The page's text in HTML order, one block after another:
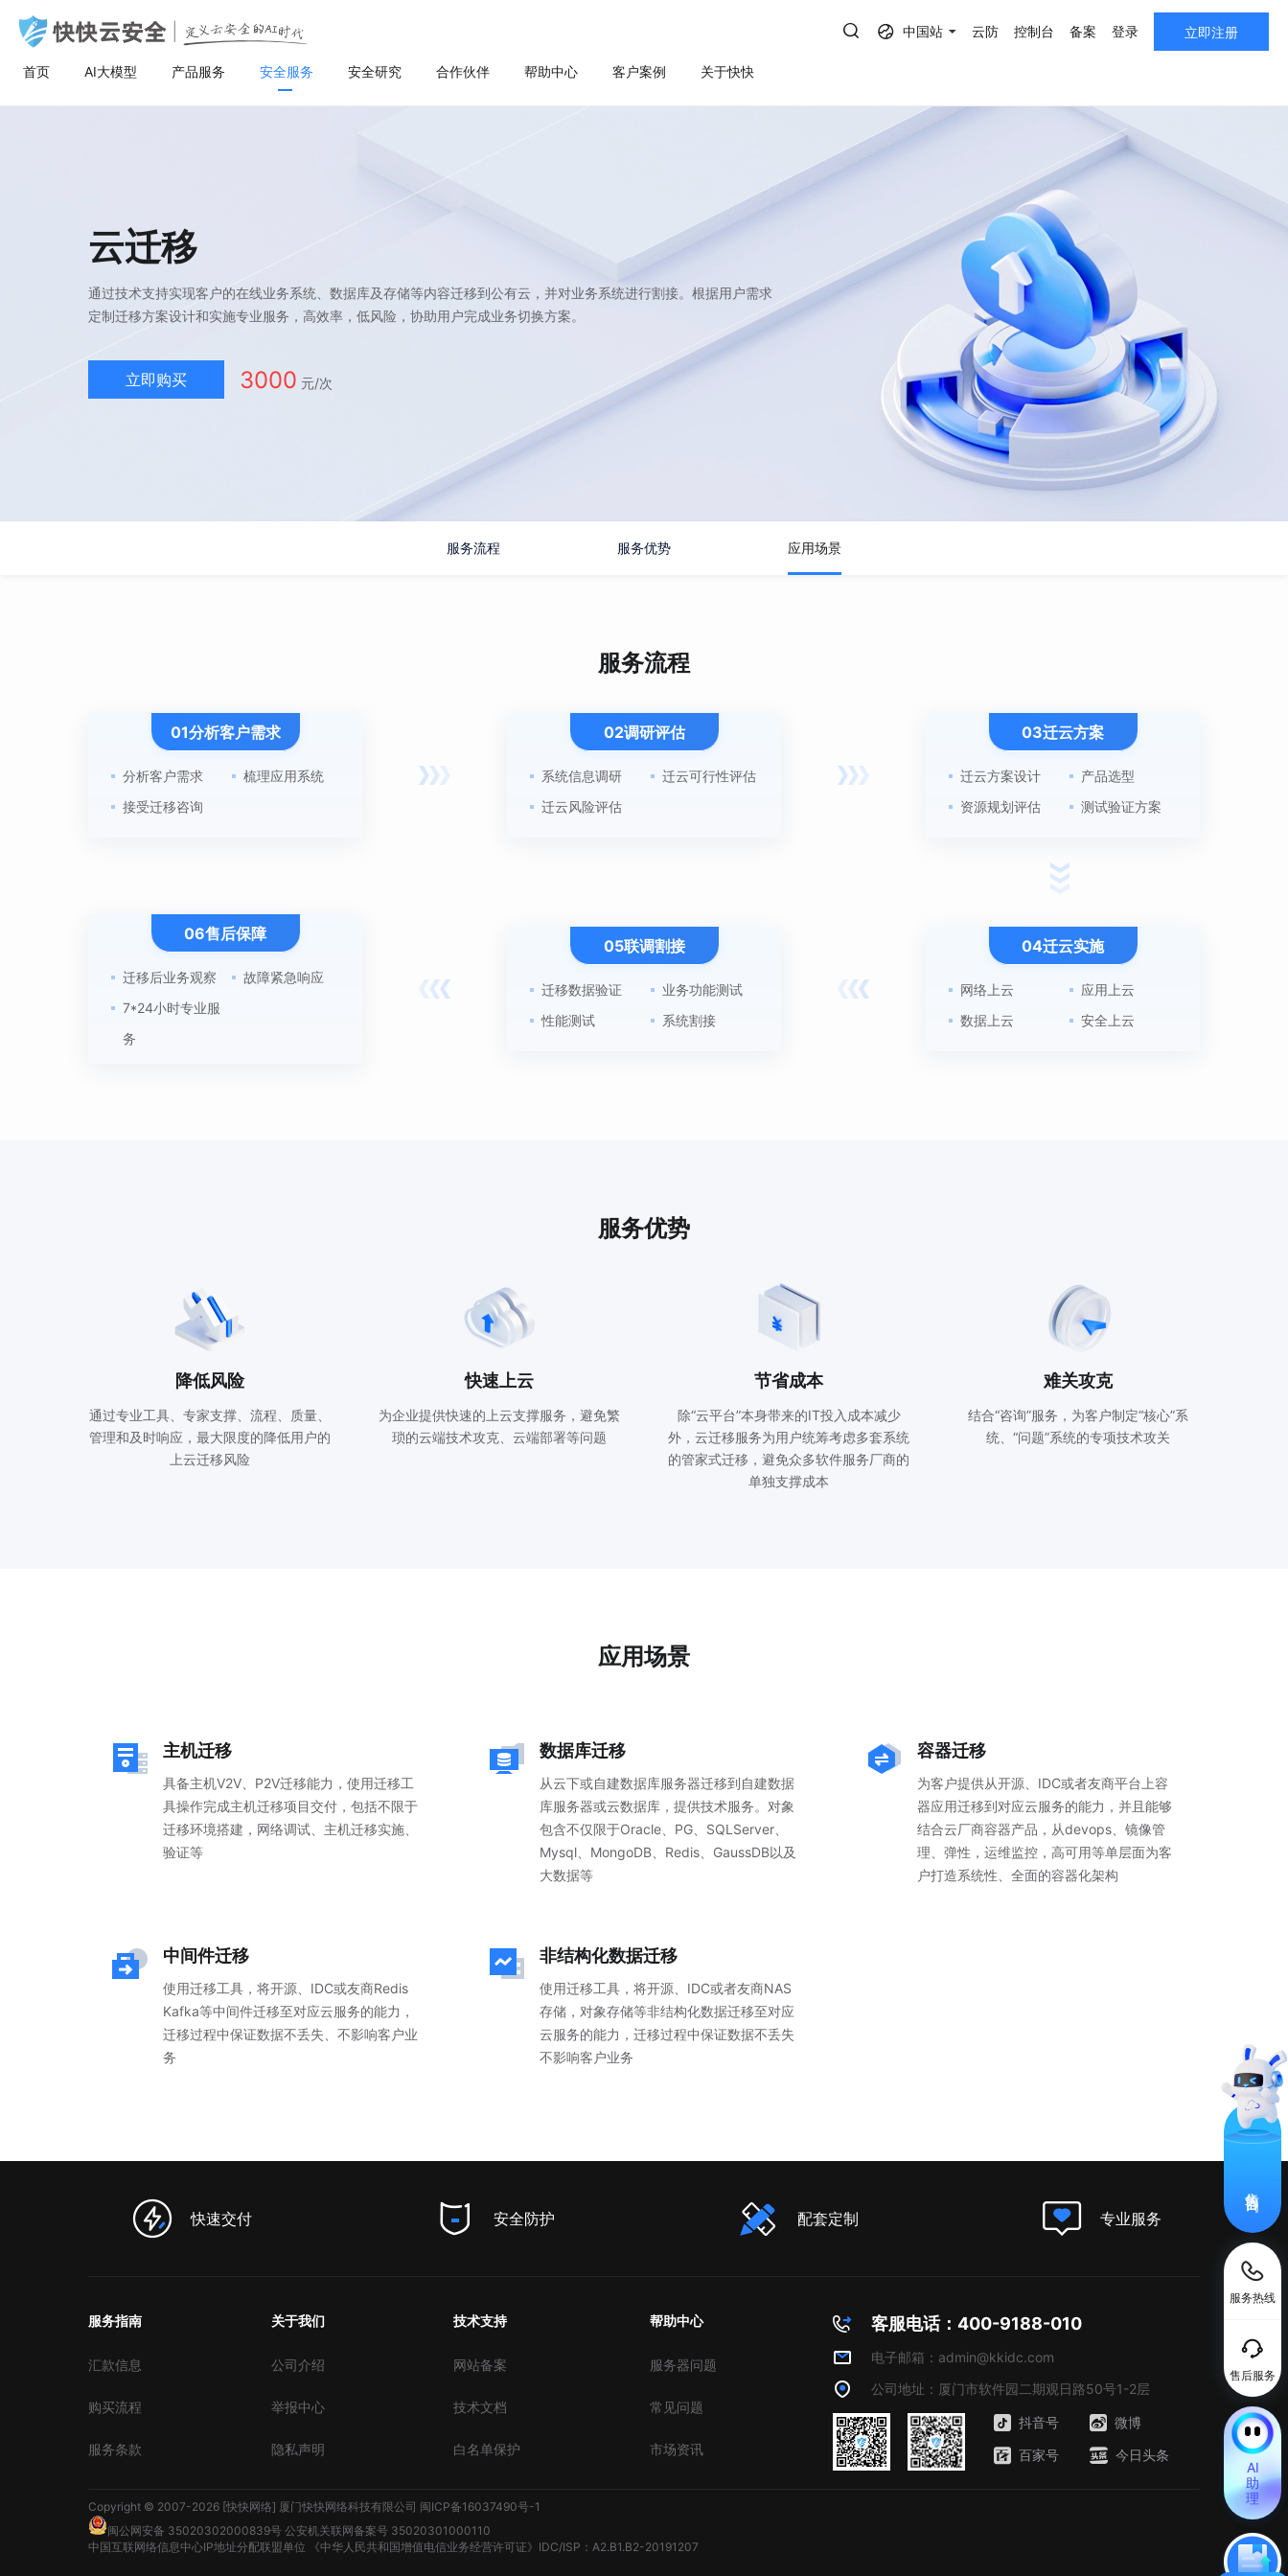
首页 AI大模型
务智能升级。
产品服务
计算资源、存储资源网络资源到跨数据中
心的访问。
黑石裸金属服务器
AWS轻量云（亚马逊）
腾讯云BGP 云加速盾（应用加速）
快快盾（PC端游戏安全）
长河 Web应用防火墙（WAF）
云防火墙
安全服务
重大活动保障
安全研究 合作伙伴 帮助中心 客户案例 关于快快
超过22万家客户，员工总数超500人，业
务遍及全国26个省市。
 中国站 云防 控制台 备案 登录 立即注册
云迁移
通过技术支持实现客户的在线业务系统、数据库及存储等内容迁移到公有云，并对业务系统进行割接。根据用户需求
定制迁移方案设计和实施专业服务，高效率，低风险，协助用户完成业务切换方案。
立即购买 3000 元/次
服务流程 服务优势 应用场景
服务流程
01分析客户需求
分析客户需求
梳理应用系统
接受迁移咨询
02调研评估
系统信息调研
迁云可行性评估
迁云风险评估
03迁云方案
迁云方案设计
产品选型
资源规划评估
测试验证方案
06售后保障
迁移后业务观察
故障紧急响应
7*24小时专业服
务
05联调割接
迁移数据验证
业务功能测试
性能测试
系统割接
04迁云实施
网络上云
应用上云
数据上云
安全上云
服务优势
降低风险
通过专业工具、专家支撑、流程、质量、
管理和及时响应，最大限度的降低用户的
上云迁移风险
快速上云
为企业提供快速的上云支撑服务，避免繁
琐的云端技术攻克、云端部署等问题
节省成本
除“云平台”本身带来的IT投入成本减少
外，云迁移服务为用户统筹考虑多套系统
的管家式迁移，避免众多软件服务厂商的
单独支撑成本
难关攻克
结合“咨询”服务，为客户制定“核心”系
统、“问题”系统的专项技术攻关
应用场景
主机迁移
具备主机V2V、P2V迁移能力，使用迁移工
具操作完成主机迁移项目交付，包括不限于
迁移环境搭建，网络调试、主机迁移实施、
验证等
数据库迁移
从云下或自建数据库服务器迁移到自建数据
库服务器或云数据库，提供技术服务。对象
包含不仅限于Oracle、PG、SQLServer、
Mysql、MongoDB、Redis、GaussDB以及
大数据等
容器迁移
为客户提供从开源、IDC或者友商平台上容
器应用迁移到对应云服务的能力，并且能够
结合云厂商容器产品，从devops、镜像管
理、弹性，运维监控，高可用等单层面为客
户打造系统性、全面的容器化架构
中间件迁移
使用迁移工具，将开源、IDC或友商Redis
Kafka等中间件迁移至对应云服务的能力，
迁移过程中保证数据不丢失、不影响客户业
务
非结构化数据迁移
使用迁移工具，将开源、IDC或者友商NAS
存储，对象存储等非结构化数据迁移至对应
云服务的能力，迁移过程中保证数据不丢失
不影响客户业务
服务热线
售后服务
AI
助
理
快速交付 安全防护 配套定制 专业服务
服务指南
汇款信息
购买流程
服务条款
关于我们
公司介绍
举报中心
隐私声明
技术支持
网站备案
技术文档
白名单保护
帮助中心
服务器问题
常见问题
市场资讯
客服电话：400-9188-010
电子邮箱：admin@kkidc.com
公司地址：厦门市软件园二期观日路50号1-2层
抖音号
微博
百家号
今日头条
Copyright © 2007-2026 [快快网络] 厦门快快网络科技有限公司 闽ICP备16037490号-1
闽公网安备 35020302000839号 公安机关联网备案号 35020301000110
中国互联网络信息中心IP地址分配联盟单位
《中华人民共和国增值电信业务经营许可证》IDC/ISP：A2.B1.B2-20191207